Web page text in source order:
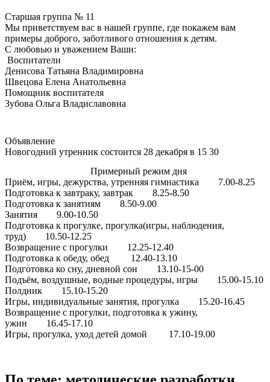
Старшая группа № 11
Мы приветствуем вас в нашей группе, где покажем вам
примеры доброго, заботливого отношения к детям.
С любовью и уважением Ваши:
Воспитатели
Денисова Татьяна Владимировна
Швецова Елена Анатольевна
Помощник воспитателя
Зубова Ольга Владиславовна
Объявление
Новогодний утренник состоится 28 декабря в 15 30
Примерный режим дня
Приём, игры, дежурства, утренняя гимнастика 7.00-8.25
Подготовка к завтраку, завтрак 8.25-8.50
Подготовка к занятиям 8.50-9.00
Занятия 9.00-10.50
Подготовка к прогулке, прогулка(игры, наблюдения,
труд) 10.50-12.25
Возвращение с прогулки 12.25-12.40
Подготовка к обеду, обед 12.40-13.10
Подготовка ко сну, дневной сон 13.10-15-00
Подъём, воздушные, водные процедуры, игры 15.00-15.10
Полдник 15.10-15.20
Игры, индивидуальные занятия, прогулка 15.20-16.45
Возвращение с прогулки, подготовка к ужину,
ужин 16.45-17.10
Игры, прогулка, уход детей домой 17.10-19.00